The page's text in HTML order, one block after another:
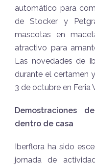
automático para
de Stocker y
mascotas en
atractivo para
Las novedades de
durante el certamen
3 de octubre en Feria
Demostraciones
dentro de casa
Iberflora ha sido
jornada de